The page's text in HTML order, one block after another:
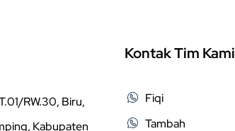
RW.30, Biru,
Kabupaten
Kontak Tim Kami
Fiqi
Tambah